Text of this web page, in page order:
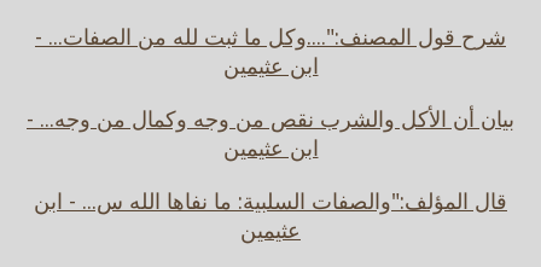
شرح قول المصنف:"....وكل ما ثبت لله من الصفات... -
ابن عثيمين
بيان أن الأكل والشرب نقص من وجه وكمال من وجه... -
ابن عثيمين
قال المؤلف:"والصفات السلبية: ما نفاها الله س... - ابن
عثيمين